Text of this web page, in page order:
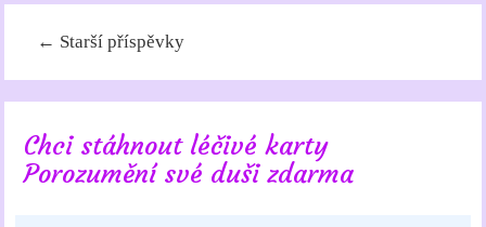
← Starší příspěvky
Chci stáhnout léčivé karty
Porozumění své duši zdarma